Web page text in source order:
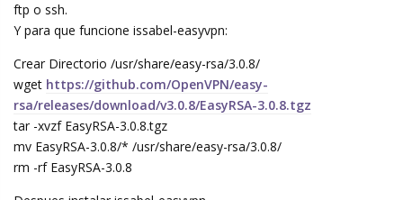
ftp o ssh.
Y para que funcione issabel-easyvpn:
Crear Directorio /usr/share/easy-rsa/3.0.8/
wget https://github.com/OpenVPN/easy-
rsa/releases/download/v3.0.8/EasyRSA-3.0.8.tgz
tar -xvzf EasyRSA-3.0.8.tgz
mv EasyRSA-3.0.8/* /usr/share/easy-rsa/3.0.8/
rm -rf EasyRSA-3.0.8